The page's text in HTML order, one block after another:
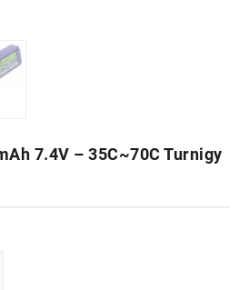
7.4V – 35C~70C Turnigy